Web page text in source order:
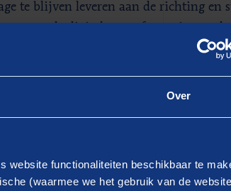
Over
website functionaliteiten beschikbaar te
(waarmee we het gebruik van de
te blijven leveren aan de richting en
geeft aan: “We zijn verheugd
jaren te ondersteunen bij
kansen om in de komende periode
We zien er naar uit verder te
bestuur.”